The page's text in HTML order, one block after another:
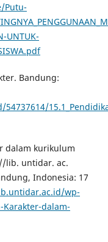
Putu-
UNTUK-
Bandung:
dalam kurikulum
lib. untidar. ac.
Indonesia: 17
wp-
dalam-